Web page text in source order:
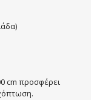
cm προσφέρει